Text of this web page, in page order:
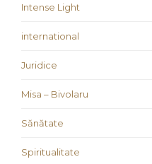
Intense Light
international
Juridice
Misa – Bivolaru
Sănătate
Spiritualitate